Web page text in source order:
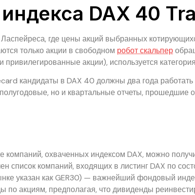
DAX 40
где цены акций выбранных
только акции в свободном робот скальпер
акции), используется
кандидаты в DAX 40 должны два года
но и квартальные отчеты, прошедшие
компаний, охваченных индексом DAX, можно
список компаний, входящих в листинг DAX по
указан как GER30) — важнейший фондовый
по акциям, предполагая, что дивиденды